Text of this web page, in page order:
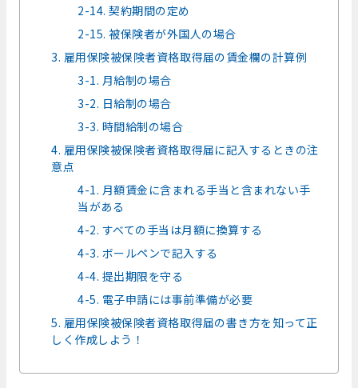
2-14. 契約期間の定め
2-15. 被保険者が外国人の場合
3. 雇用保険被保険者資格取得届の賃金欄の計算例
3-1. 月給制の場合
3-2. 日給制の場合
3-3. 時間給制の場合
4. 雇用保険被保険者資格取得届に記入するときの注
意点
4-1. 月額賃金に含まれる手当と含まれない手
当がある
4-2. すべての手当は月額に換算する
4-3. ボールペンで記入する
4-4. 提出期限を守る
4-5. 電子申請には事前準備が必要
5. 雇用保険被保険者資格取得届の書き方を知って正
しく作成しよう！